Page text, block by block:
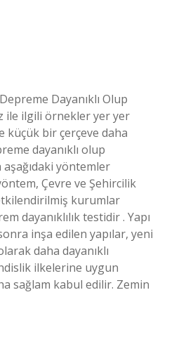
Dayanıklı Olup
ile ilgili örnekler yer yer
küçük bir çerçeve daha
dayanıklı olup
aşağıdaki yöntemler
Çevre ve Şehircilik
kurumlar
dayanıklılık testidir . Yapı
sonra inşa edilen yapılar, yeni
daha dayanıklı
ilkelerine uygun
sağlam kabul edilir. Zemin